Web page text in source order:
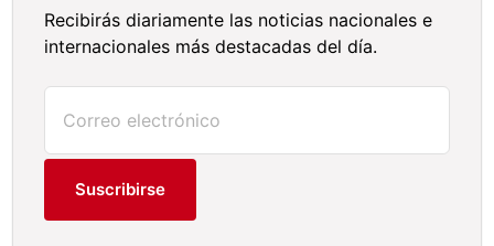
Recibirás diariamente las noticias nacionales e
internacionales más destacadas del día.
Suscribirse